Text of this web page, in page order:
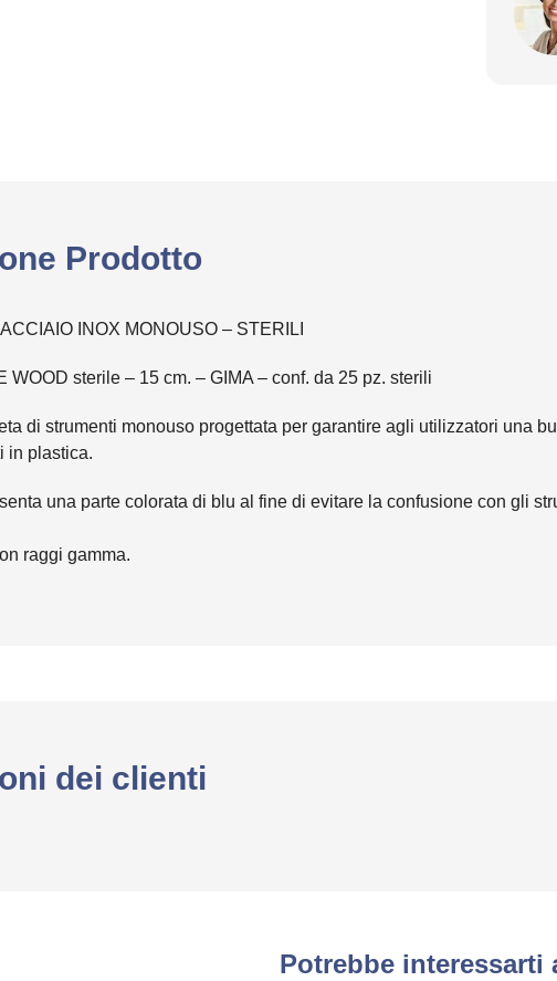
Prodotto
INOX MONOUSO – STERILI
WOOD sterile – 15 cm. – GIMA – conf. da 25 pz. sterili
di strumenti monouso progettata per garantire agli utilizzatori una
in plastica.
una parte colorata di blu al fine di evitare la confusione con gli
raggi gamma.
dei clienti
Potrebbe interessarti